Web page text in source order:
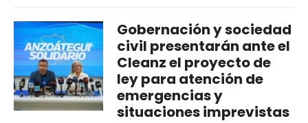
Gobernación y sociedad
civil presentarán ante el
Cleanz el proyecto de
ley para atención de
emergencias y
situaciones imprevistas